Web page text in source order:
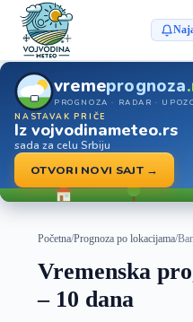
vremeprognoza
PROGNOZA · RADAR ·
NASTAVAK PRIČE
Iz vojvodinameteo.rs
sada za celu Srbiju
OTVORI NOVI SAJT →
Početna/Prognoza po lokacijama/
Vremenska
– 10 dana